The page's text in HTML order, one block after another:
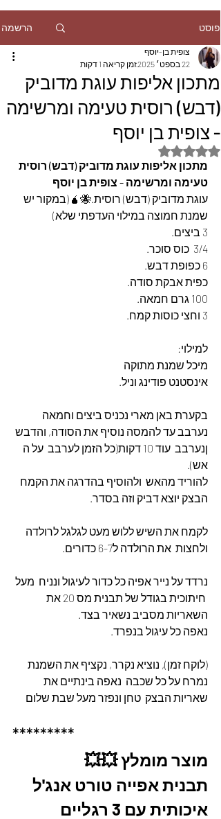
פוסט הרשמה
מתכון אליפות עוגת מדוביק
(דבש) רוסית טעימה ומרשימה
- צופית בן יוסף
צופית בן-יוסף
22 בספט׳ 2025
זמן קריאה 1 דקות
דירוג של NaN מתוך 5 כוכבים
מתכון אליפות עוגת מדוביק (דבש) רוסית
טעימה ומרשימה - צופית בן יוסף
עוגת מדוביק (דבש) רוסית.🐝🧉(במקור יש
שמנת חמוצה במילוי העדפתי שלא)
3 ביצים.
3/4  כוס סוכר.
6 כפופת דבש.
כפית אבקת סודה.
100 גרם חמאה.
3 וחצי כוסות קמח.
למילוי:
מיכל שמנת מתוקה
אינסטנט פודינג וניל.
בקערת באן מארי נכניס ביצים וחמאה
נערבב עד להמסה נוסיף את הסודה, והדבש
ןנערבב  עוד 10 דקות(כל הזמן לערבב  על ה
אש).
להוריד מהאש  ולהוסיף בהדרגה את הקמח
הבצק יוצא דביק וזה בסדר.
לקמח את השיש ללוש מעט לגלגל לרולדה
ולחצות  את הרולדה ל6-7 כדורים.
נרדד על נייר אפיה כל כדור לעיגול ונניח  מעל
חיתוכית בגודל של תבנית מס 20 את
השאריות מסביב נשאיר בצד.
נאפה כל עיגול בנפרד.
(לוקח זמן), נוציא נקרר, נקציף את השמנת
נמרח על כל שכבה  נאפה בינתיים את
שאריות הבצק  טחן ונפזר מעל שבת שלום
*********
מוצר מומלץ 💥💥
תבנית אפייה טורט אנג'ל
איכותית עם 3 רגליים